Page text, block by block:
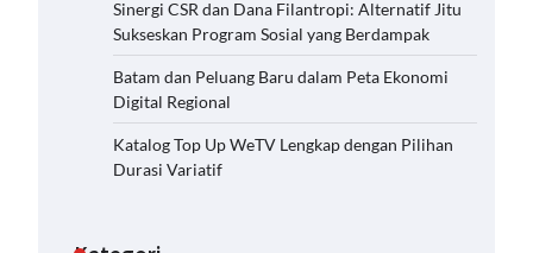
Sinergi CSR dan Dana Filantropi: Alternatif Jitu
Sukseskan Program Sosial yang Berdampak
Batam dan Peluang Baru dalam Peta Ekonomi
Digital Regional
Katalog Top Up WeTV Lengkap dengan Pilihan
Durasi Variatif